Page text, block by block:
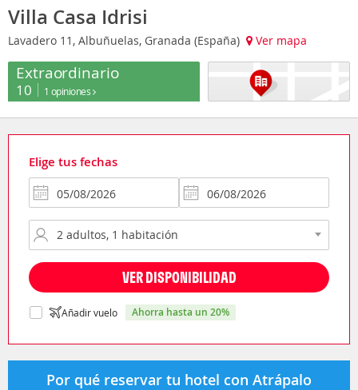
Villa Casa Idrisi
Lavadero 11, Albuñuelas, Granada (España) Ver mapa
Extraordinario
10 1 opiniones
Elige tus fechas
VER DISPONIBILIDAD
Añadir vuelo ahorra hasta un 20%
Por qué reservar tu hotel con Atrápalo